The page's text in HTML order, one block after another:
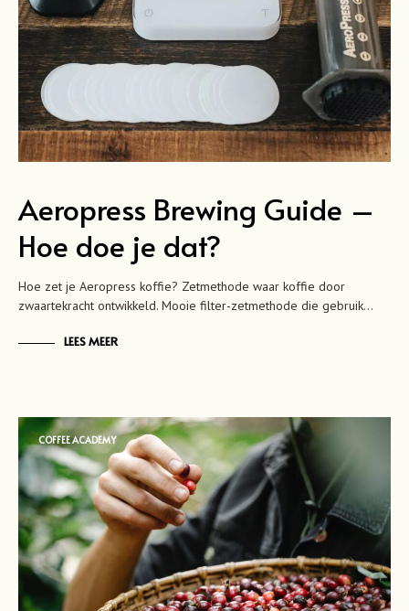
Aeropress Brewing Guide –
Hoe doe je dat?
Hoe zet je Aeropress koffie? Zetmethode waar koffie door
zwaartekracht ontwikkeld. Mooie filter-zetmethode die gebruik…
LEES MEER
COFFEE ACADEMY